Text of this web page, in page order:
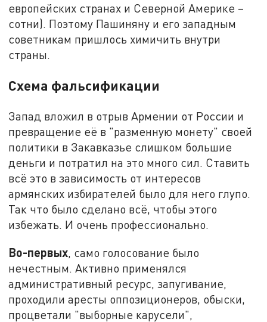
европейских странах и Северной Америке –
сотни). Поэтому Пашиняну и его западным
советникам пришлось химичить внутри
страны.
Схема фальсификации
Запад вложил в отрыв Армении от России и
превращение её в "разменную монету" своей
политики в Закавказье слишком большие
деньги и потратил на это много сил. Ставить
всё это в зависимость от интересов
армянских избирателей было для него глупо.
Так что было сделано всё, чтобы этого
избежать. И очень профессионально.
Во-первых, само голосование было
нечестным. Активно применялся
административный ресурс, запугивание,
проходили аресты оппозиционеров, обыски,
процветали "выборные карусели",